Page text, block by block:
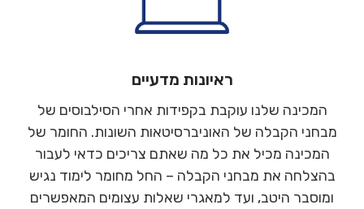
ראיונות מדעיים
המכינה שלנו עוקבת בקפידות אחרי הסילבוסים של
מבחני הקבלה של האוניברסיטאות השונות. החומר של
המכינה מכיל את כל מה שאתם צריכים כדאי לעבור
בהצלחה את מבחני הקבלה – החל מחומר לימוד נגיש
ומוסבר היטב, ועד למאגרי שאלות עצומים המאפשרים